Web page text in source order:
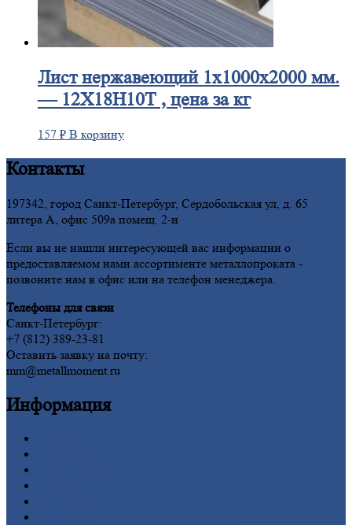
Листнержавеющий 1x1000x2000 мм.
— 12Х18Н10Т , цена за кг
157 ₽ В корзину
Контакты
197342, город Санкт-Петербург, Сердобольская ул, д. 65
литера А, офис 509а помещ. 2-н
Если вы не нашли интересующей вас информации о
предоставляемом нами ассортименте металлопроката -
позвоните нам в офис или на телефон менеджера.
Телефоны для связи
Санкт-Петербург:
+7 (812) 389-23-81
Оставить заявку на почту:
mm@metallmoment.ru
Информация